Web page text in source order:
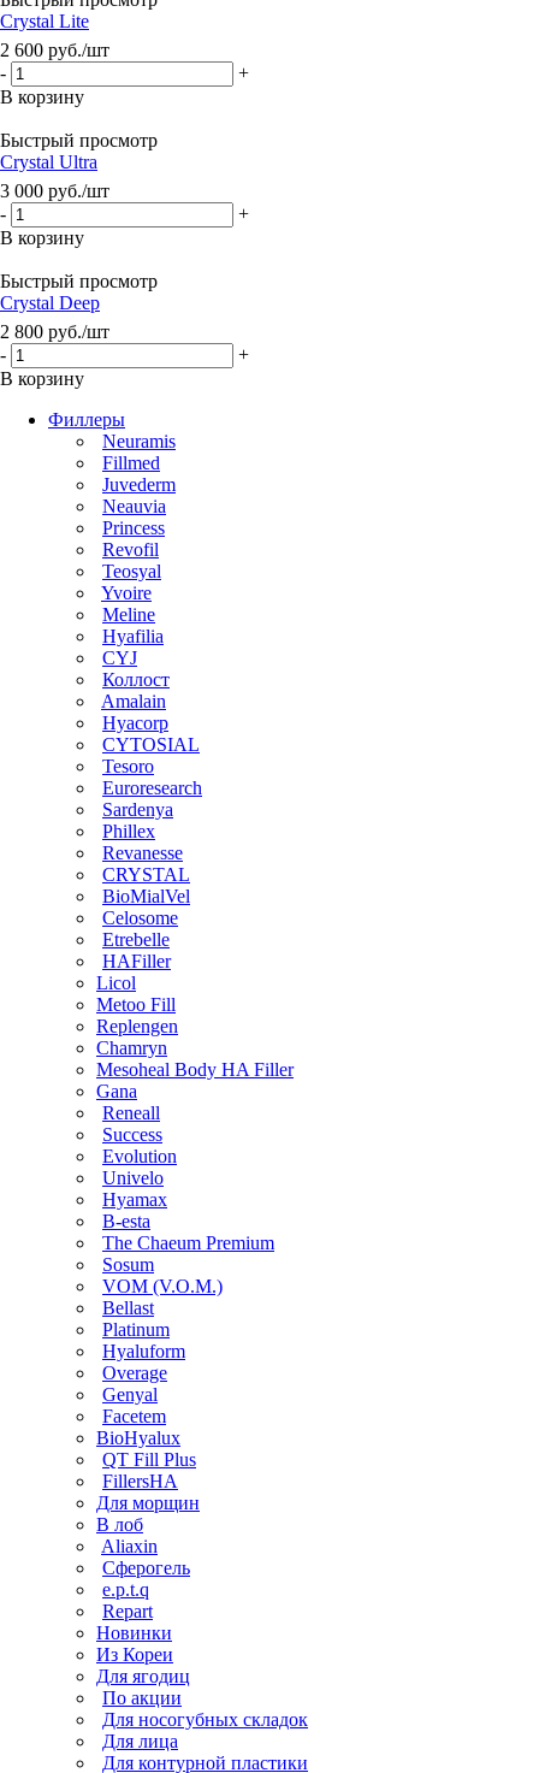
Crystal Litе
2 600 руб./шт
-
+
В корзину
Быстрый просмотр
Crystal Ultra
3 000 руб./шт
-
+
В корзину
Быстрый просмотр
Crystal Deep
2 800 руб./шт
-
+
В корзину
Филлеры
Neuramis
Fillmed
Juvederm
Neauvia
Princess
Revofil
Teosyal
Yvoire
Meline
Hyafilia
CYJ
Коллост
Amalain
Hyacorp
CYTOSIAL
Tesoro
Euroresearch
Sardenya
Phillex
Revanesse
CRYSTAL
BioMialVel
Celosome
Etrebelle
HAFiller
Licol
Metoo Fill
Replengen
Chamryn
Mesoheal Body HA Filler
Gana
Reneall
Success
Evolution
Univelo
Hyamax
B-esta
The Chaeum Premium
Sosum
VOM (V.O.M.)
Bellast
Platinum
Hyaluform
Overage
Genyal
Facetem
BioHyalux
QT Fill Plus
FillersHA
Для морщин
В лоб
Aliaxin
Сферогель
e.p.t.q
Repart
Новинки
Из Кореи
Для ягодиц
По акции
Для носогубных складок
Для лица
Для контурной пластики